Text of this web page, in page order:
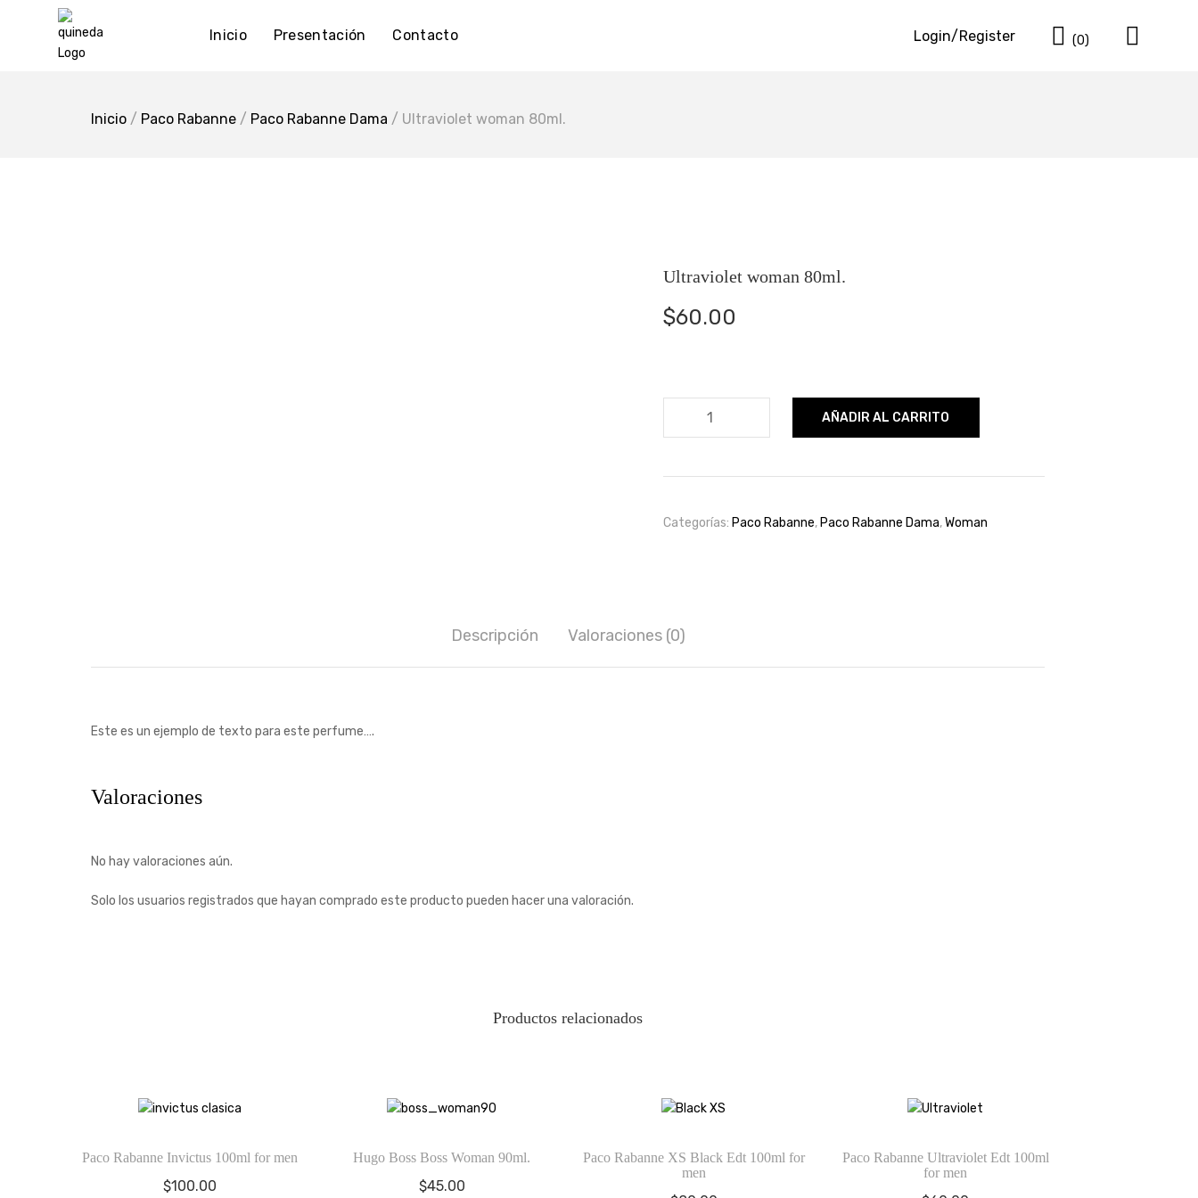
Inicio Presentación Contacto Login/Register Cart
(0)
Inicio / Paco Rabanne / Paco Rabanne Dama / Ultraviolet woman 80ml.
Ultraviolet woman 80ml.
$60.00
AÑADIR AL CARRITO
Categorías: Paco Rabanne, Paco Rabanne Dama,Woman
Descripción Valoraciones (0)
Este es un ejemplo de texto para este perfume….
Valoraciones
No hay valoraciones aún.
Solo los usuarios registrados que hayan comprado este producto pueden hacer una valoración.
Productos relacionados
Paco Rabanne Invictus 100ml for men
$100.00
Hugo Boss Boss Woman 90ml.
$45.00
Paco Rabanne XS Black Edt 100ml for
men
Paco Rabanne Ultraviolet Edt 100ml
for men